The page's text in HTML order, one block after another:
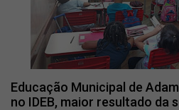
Educação Municipal de
no IDEB, maior resultado da